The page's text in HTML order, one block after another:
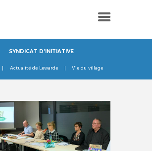
SYNDICAT D’INITIATIVE
Actualité de Lewarde Vie du village